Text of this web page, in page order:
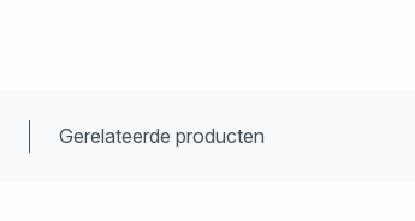
Gerelateerde producten